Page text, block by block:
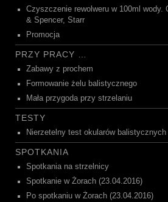
Czyszczenie rewolweru w 100ml wody.
& Spencer, Starr
Promocja
PRZY PRACY …
Zabawy z prochem
Formowanie żelu balistycznego
Mała przygoda przy strzelaniu
TESTY
Nierzetelny test okularów balistycznych
SPOTKANIA
Spotkania na strzelnicy
Spotkanie w Żorach (23.04.2016)
Po spotkaniu w Żorach (23.04.2016)